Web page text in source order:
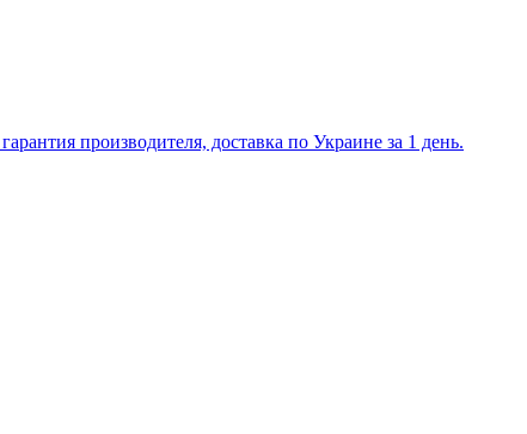
производителя, доставка по Украине за 1 день.